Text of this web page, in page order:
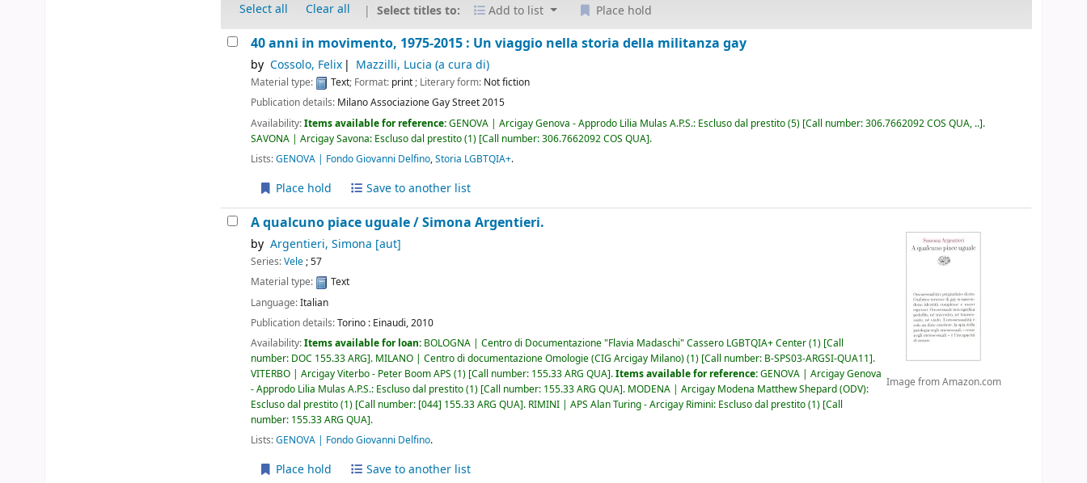
Select all Clear all Select titles to: Add to list Place hold
40 anni in movimento, 1975-2015 : Un viaggio nella storia della militanza gay
by Cossolo, Felix Mazzilli, Lucia (a cura di)
Material type: Text; Format: print; Literary form: Not fiction
Publication details: MilanoAssociazione Gay Street2015
Availability:Items available for reference:GENOVA | Arcigay Genova - Approdo Lilia Mulas A.P.S.: Escluso dal prestito(5) Call number:306.7662092 COS QUA, .. .
SAVONA | Arcigay Savona: Escluso dal prestito(1) Call number:306.7662092 COS QUA .
Lists:GENOVA | Fondo Giovanni Delfino,Storia LGBTQIA+.
Place hold Save to another list
Image from Amazon.com
A qualcuno piace uguale /Simona Argentieri.
by Argentieri, Simona [aut]
Series:Vele; 57
Material type:
Text
Language:Italian
Publication details:Torino : Einaudi,2010
Availability:Items available for loan: BOLOGNA | Centro di Documentazione "Flavia Madaschi" Cassero LGBTQIA+ Center(1) Call
number: DOC 155.33 ARG . MILANO | Centro di documentazione Omologie (CIG Arcigay Milano)(1) Call number: B-SPS03-ARGSI-QUA11 .
VITERBO | Arcigay Viterbo - Peter Boom APS (1) Call number: 155.33 ARG QUA .Items available for reference:GENOVA | Arcigay Genova
- Approdo Lilia Mulas A.P.S.: Escluso dal prestito(1) Call number: 155.33 ARG QUA . MODENA | Arcigay Modena Matthew Shepard (ODV):
Escluso dal prestito(1) Call number: [044] 155.33 ARG QUA . RIMINI | APS Alan Turing - Arcigay Rimini: Escluso dal prestito(1) Call
number: 155.33 ARG QUA .
Lists:GENOVA | Fondo Giovanni Delfino.
Place hold Save to another list